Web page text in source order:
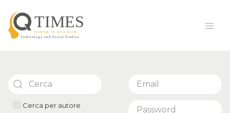
Cerca per autore